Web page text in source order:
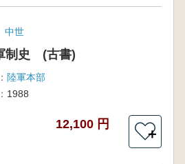
中世
制史 (古書)
陸軍本部
1988
12,100 円
＋